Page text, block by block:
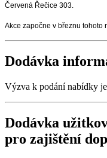
Červená Řečice 303.
Akce započne v březnu tohoto
Dodávka
Výzva k podání nabídky
Dodávka
pro zajištění